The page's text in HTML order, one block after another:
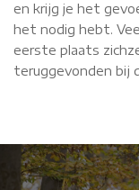
en krijg je het
het nodig hebt.
eerste plaats
teruggevonden bij